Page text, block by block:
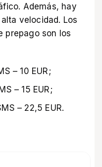
Además, hay
velocidad. Los
prepago son los
– 10 EUR;
– 15 EUR;
– 22,5 EUR.